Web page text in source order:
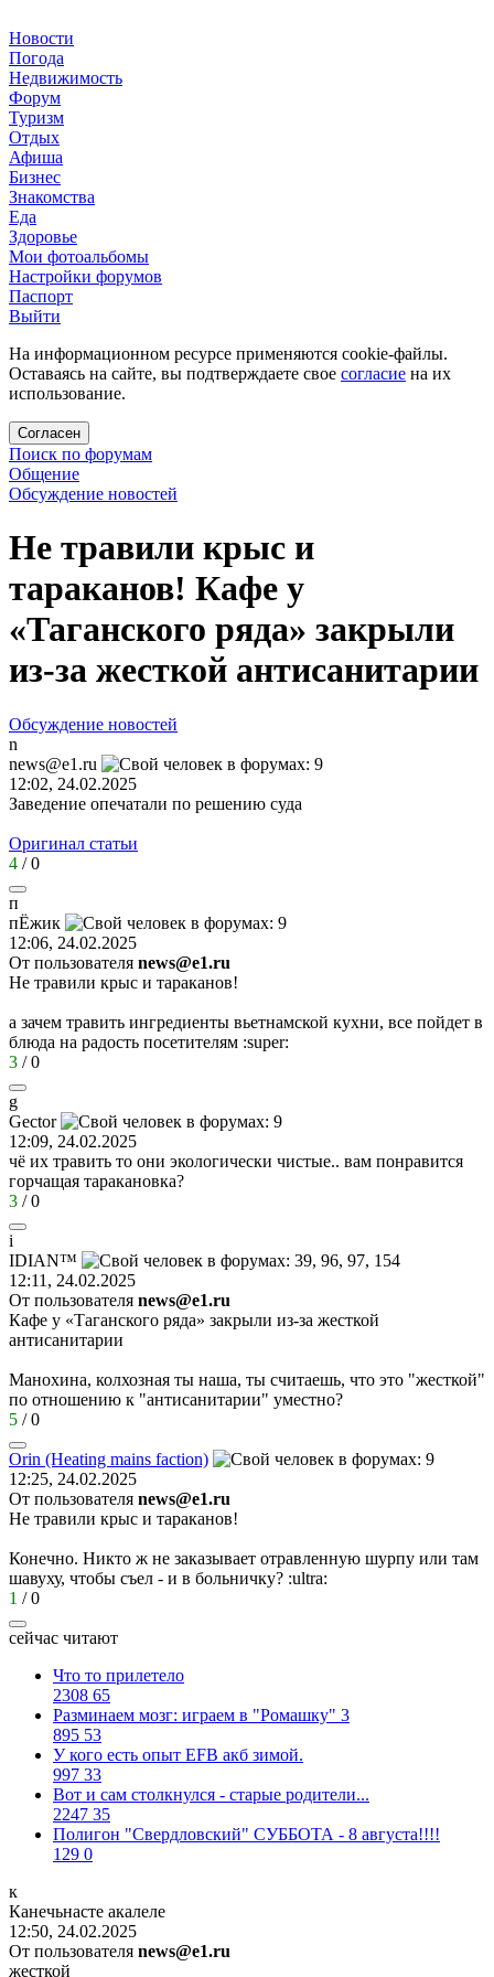
Новости
Погода
Недвижимость
Форум
Туризм
Отдых
Афиша
Бизнес
Знакомства
Еда
Здоровье
Мои фотоальбомы
Настройки форумов
Паспорт
Выйти
На информационном ресурсе применяются cookie-файлы.
Оставаясь на сайте, вы подтверждаете свое согласие на их
использование.
Согласен
Поиск по форумам
Общение
Обсуждение новостей
Не травили крыс и
тараканов! Кафе у
«Таганского ряда» закрыли
из-за жесткой антисанитарии
Обсуждение новостей
n
news@e1.ru
12:02, 24.02.2025
Заведение опечатали по решению суда
Оригинал статьи
4 /0
п
пЁжик
12:06, 24.02.2025
От пользователя news@e1.ru
Не травили крыс и тараканов!
а зачем травить ингредиенты вьетнамской кухни, все пойдет в
блюда на радость посетителям :super:
3 /0
g
Gector
12:09, 24.02.2025
чё их травить то они экологически чистые.. вам понравится
горчащая таракановка?
3 /0
i
IDIАN™
12:11, 24.02.2025
От пользователя news@e1.ru
Кафе у «Таганского ряда» закрыли из-за жесткой
антисанитарии
Манохина, колхозная ты наша, ты считаешь, что это "жесткой"
по отношению к "антисанитарии" уместно?
5 /0
Orin (Heating mains faction)
12:25, 24.02.2025
От пользователя news@e1.ru
Не травили крыс и тараканов!
Конечно. Никто ж не заказывает отравленную шурпу или там
шавуху, чтобы съел - и в больничку? :ultra:
1 /0
сейчас читают
Что то прилетело
2308 65
Разминаем мозг: играем в "Ромашку" 3
895 53
У кого есть опыт EFB акб зимой.
997 33
Вот и сам столкнулся - старые родители...
2247 35
Полигон "Свердловский" СУББОТА - 8 августа!!!!
129 0
к
Канечьнасте акалеле
12:50, 24.02.2025
От пользователя news@e1.ru
жесткой